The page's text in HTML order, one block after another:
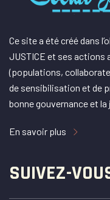
Ce site a été créé dans
JUSTICE et ses actions
(populations,
de sensibilisation et de
bonne gouvernance et
En savoir plus
SUIVEZ-